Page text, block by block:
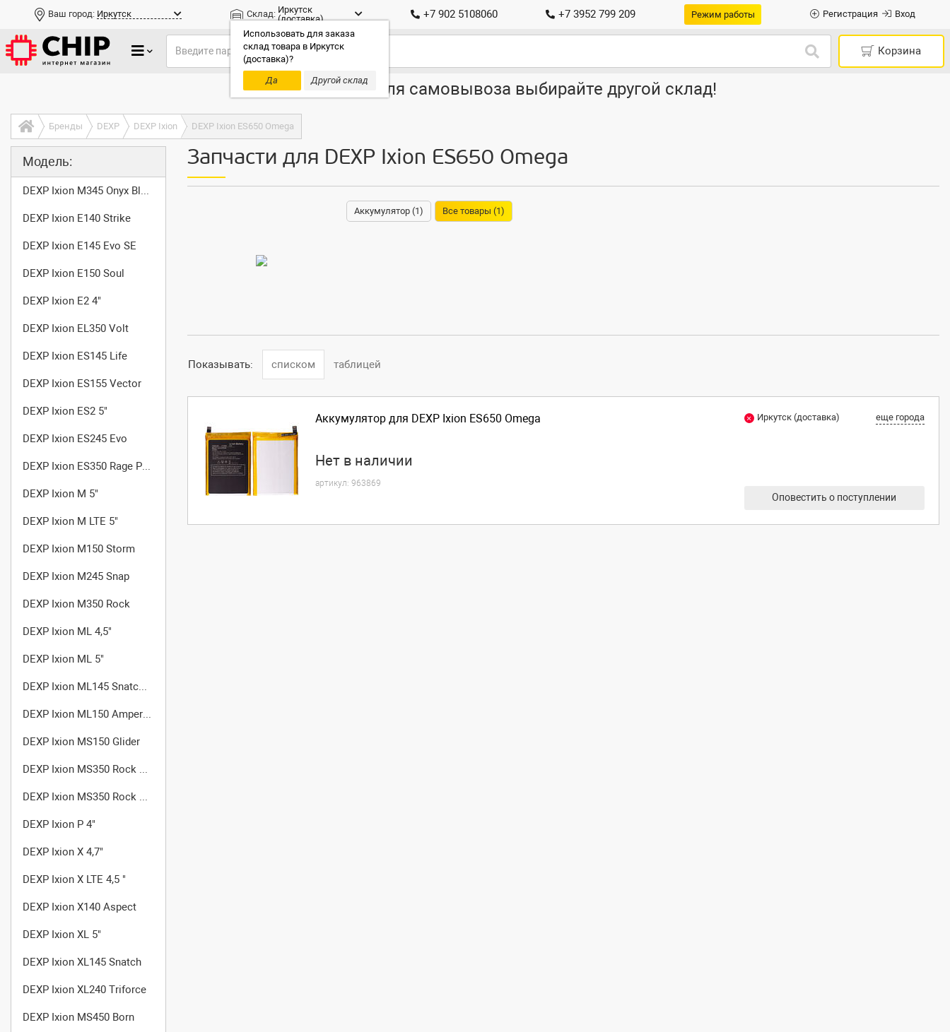
Ваш город: Иркутск Склад: Иркутск
(доставка)
Использовать для заказа
склад товара в Иркутск
(доставка)?
Да
Другой склад
+7 902 5108060 +7 3952 799 209 Режим работы Регистрация Вход
Корзина
Только доставка, для самовывоза выбирайте другой склад!
Бренды DEXP DEXP Ixion DEXP Ixion ES650 Omega
Модель:
DEXP Ixion M345 Onyx Black
DEXP Ixion E140 Strike
DEXP Ixion E145 Evo SE
DEXP Ixion E150 Soul
DEXP Ixion E2 4"
DEXP Ixion EL350 Volt
DEXP Ixion ES145 Life
DEXP Ixion ES155 Vector
DEXP Ixion ES2 5"
DEXP Ixion ES245 Evo
DEXP Ixion ES350 Rage Plus
DEXP Ixion M 5"
DEXP Ixion M LTE 5"
DEXP Ixion M150 Storm
DEXP Ixion M245 Snap
DEXP Ixion M350 Rock
DEXP Ixion ML 4,5"
DEXP Ixion ML 5"
DEXP Ixion ML145 Snatch SE
DEXP Ixion ML150 Amper M
DEXP Ixion MS150 Glider
DEXP Ixion MS350 Rock Plus
DEXP Ixion MS350 Rock Plus Gold
DEXP Ixion P 4"
DEXP Ixion X 4,7"
DEXP Ixion X LTE 4,5 "
DEXP Ixion X140 Aspect
DEXP Ixion XL 5"
DEXP Ixion XL145 Snatch
DEXP Ixion XL240 Triforce
DEXP Ixion MS450 Born
Запчасти для DEXP Ixion ES650 Omega
Аккумулятор (1) Все товары (1)
Показывать: списком таблицей
Аккумулятор для DEXP Ixion ES650 Omega
Нет в наличии
артикул: 963869
Иркутск (доставка) еще города
Оповестить о поступлении